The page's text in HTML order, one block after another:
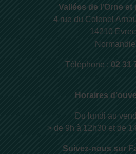
Vallées de l’Orne et
4 rue du Colonel
14210
Normandie
Téléphone : 02 31
Horaires
Du lundi au
> de 9h à 12h30 et de
Suivez-nous sur